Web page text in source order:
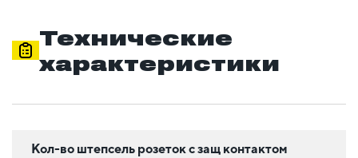
Технические
характеристики
Кол-во штепсель розеток с защ контактом